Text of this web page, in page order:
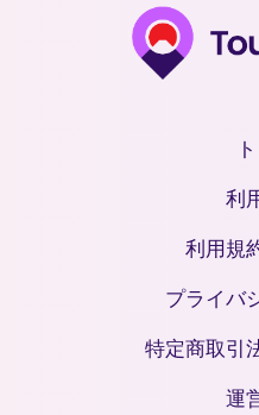
利
利用規
プライバ
特定商取引
運